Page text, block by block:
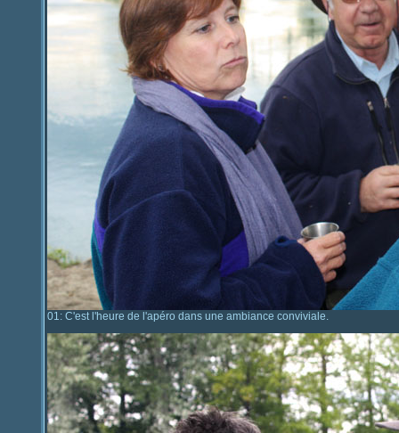
01: C'est l'heure de l'apéro dans une ambiance conviviale.